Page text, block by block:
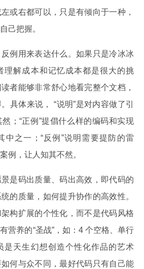
或右都可以，只是有倾向于一种，
己把握。
例用来表达什么。如果只是冷冰冰
理解成本和记忆成本都是很大的挑
者能够非常舒心地看完整个文档，
具体来说， “说明”是对内容做了引
；“正例”提倡什么样的编码和实现
中之一；“反例”说明需要提防的雷
例，让人知其不然。
是码出质量、码出高效，即代码的
的质量，如何提升协作的高效性。
构扩展的个性化，而不是代码风格
营养的“圣战”，如：4 个空格、单行
是天生幻想创造个性化作品的艺术
何与众不同，最好代码只有自己能